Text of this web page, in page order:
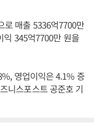
로 매출 5336억7700만
익 345억7700만 원을
영업이익은 4.1% 증
니스포스트 공준호 기